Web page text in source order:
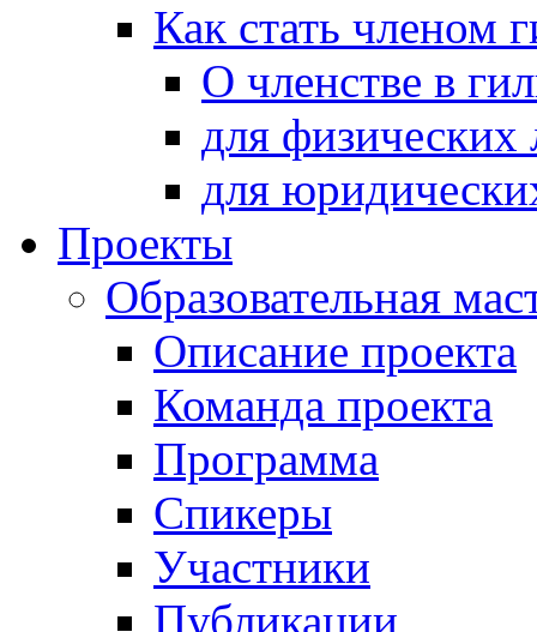
Как стать членом
О членстве в
для физических
для
Проекты
Образовательная
Описание проекта
Команда проекта
Программа
Спикеры
Участники
Публикации